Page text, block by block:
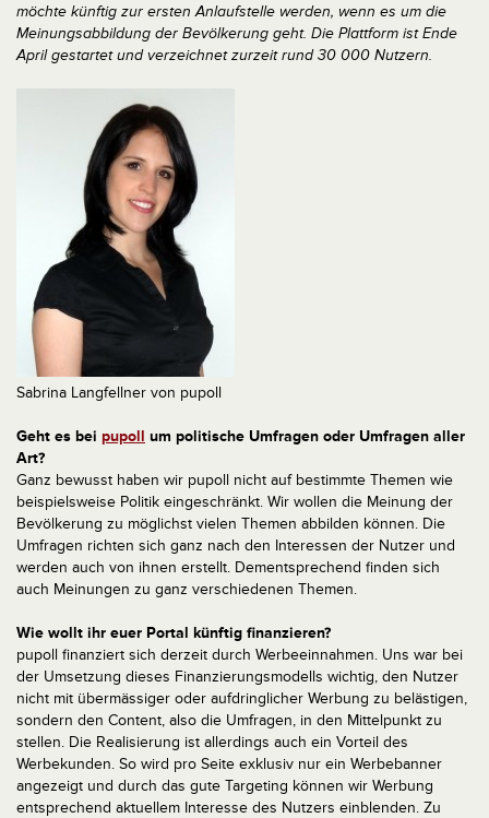
möchte künftig zur ersten Anlaufstelle werden, wenn es um die
Meinungsabbildung der Bevölkerung geht. Die Plattform ist Ende
April gestartet und verzeichnet zurzeit rund 30 000 Nutzern.
Sabrina Langfellner von pupoll
Geht es bei pupoll um politische Umfragen oder Umfragen aller
Art?
Ganz bewusst haben wir pupoll nicht auf bestimmte Themen wie
beispielsweise Politik eingeschränkt. Wir wollen die Meinung der
Bevölkerung zu möglichst vielen Themen abbilden können. Die
Umfragen richten sich ganz nach den Interessen der Nutzer und
werden auch von ihnen erstellt. Dementsprechend finden sich
auch Meinungen zu ganz verschiedenen Themen.
Wie wollt ihr euer Portal künftig finanzieren?
pupoll finanziert sich derzeit durch Werbeeinnahmen. Uns war bei
der Umsetzung dieses Finanzierungsmodells wichtig, den Nutzer
nicht mit übermässiger oder aufdringlicher Werbung zu belästigen,
sondern den Content, also die Umfragen, in den Mittelpunkt zu
stellen. Die Realisierung ist allerdings auch ein Vorteil des
Werbekunden. So wird pro Seite exklusiv nur ein Werbebanner
angezeigt und durch das gute Targeting können wir Werbung
entsprechend aktuellem Interesse des Nutzers einblenden. Zu